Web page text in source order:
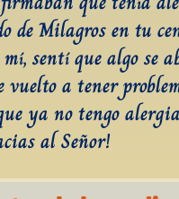
de Milagros en tu
sentí que algo se
a tener
ya no tengo
al Señor!